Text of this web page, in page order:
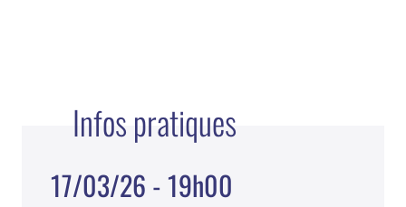
Infos pratiques
17/03/26 - 19h00